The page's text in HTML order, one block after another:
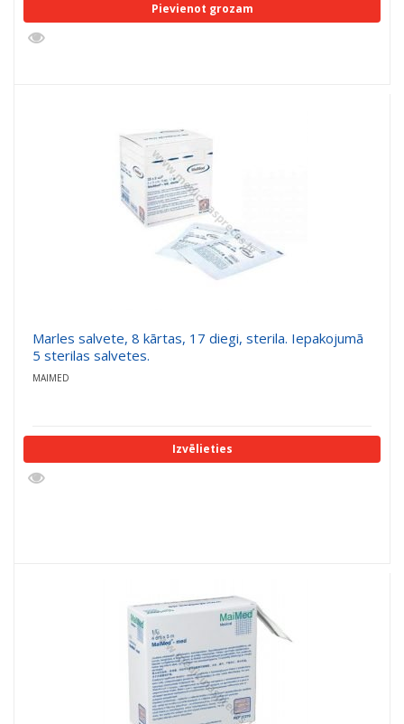
Pievienot grozam
Marles salvete, 8 kārtas, 17 diegi, sterila. Iepakojumā
5 sterilas salvetes.
MAIMED
Izvēlieties